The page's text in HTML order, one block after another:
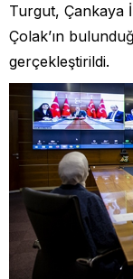
Turgut, Çankaya
Çolak’ın
gerçekleştirildi.